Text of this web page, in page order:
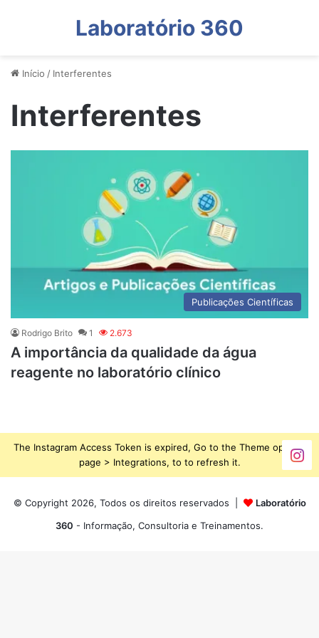
Laboratório 360
Início / Interferentes
Interferentes
Publicações Científicas
Rodrigo Brito 1 2.673
A importância da qualidade da água
reagente no laboratório clínico
The Instagram Access Token is expired, Go to the Theme options
page > Integrations, to to refresh it.
© Copyright 2026, Todos os direitos reservados |
Laboratório
360 - Informação, Consultoria e Treinamentos.